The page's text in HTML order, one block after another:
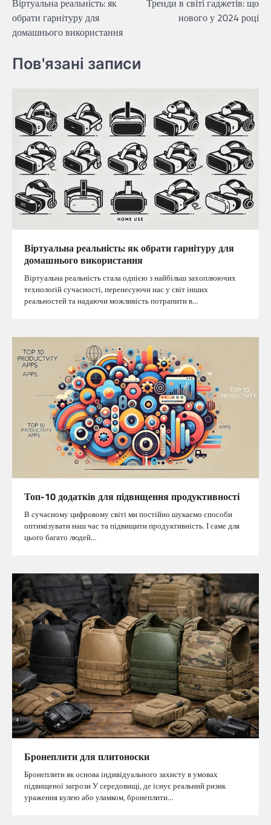
записів
обрати гарнітуру для
домашнього використання
нового у 2024 році
Пов'язані записи
Віртуальна реальність: як обрати гарнітуру для
домашнього використання
Віртуальна реальність стала однією з найбільш захоплюючих
технологій сучасності, перенесуючи нас у світ інших
реальностей та надаючи можливість потрапити в…
Топ-10 додатків для підвищення продуктивності
В сучасному цифровому світі ми постійно шукаємо способи
оптимізувати наш час та підвищити продуктивність. І саме для
цього багато людей…
Бронеплити для плитоноски
Бронеплити як основа індивідуального захисту в умовах
підвищеної загрози У середовищі, де існує реальний ризик
ураження кулею або уламком, бронеплити…